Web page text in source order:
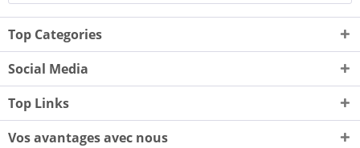
Top Categories
Social Media
Top Links
Vos avantages avec nous